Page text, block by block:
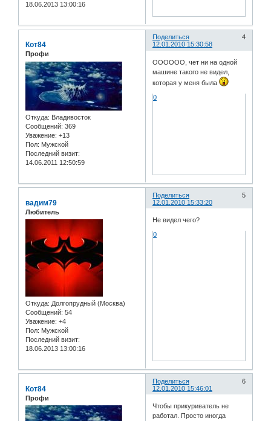
18.06.2013 13:00:16
Поделиться
4
12.01.2010 15:30:58
Кот84
Профи
Откуда: Владивосток
Сообщений: 369
Уважение: +13
Пол: Мужской
Последний визит:
14.06.2011 12:50:59
ОООООО, чет ни на одной
машине такого не видел,
которая у меня была
0
Поделиться
5
12.01.2010 15:33:20
вадим79
Любитель
Откуда: Долгопрудный (Москва)
Сообщений: 54
Уважение: +4
Пол: Мужской
Последний визит:
18.06.2013 13:00:16
Не видел чего?
0
Поделиться
6
12.01.2010 15:46:01
Кот84
Профи
Чтобы прикуриватель не
работал. Просто иногда